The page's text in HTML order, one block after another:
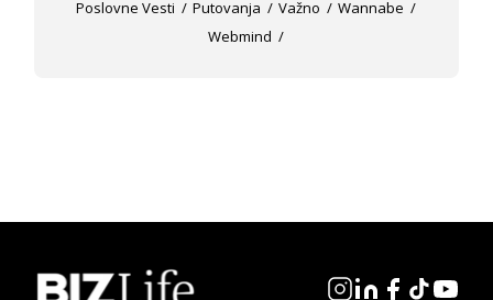
Poslovne Vesti
Putovanja Važno
Wannabe
Webmind